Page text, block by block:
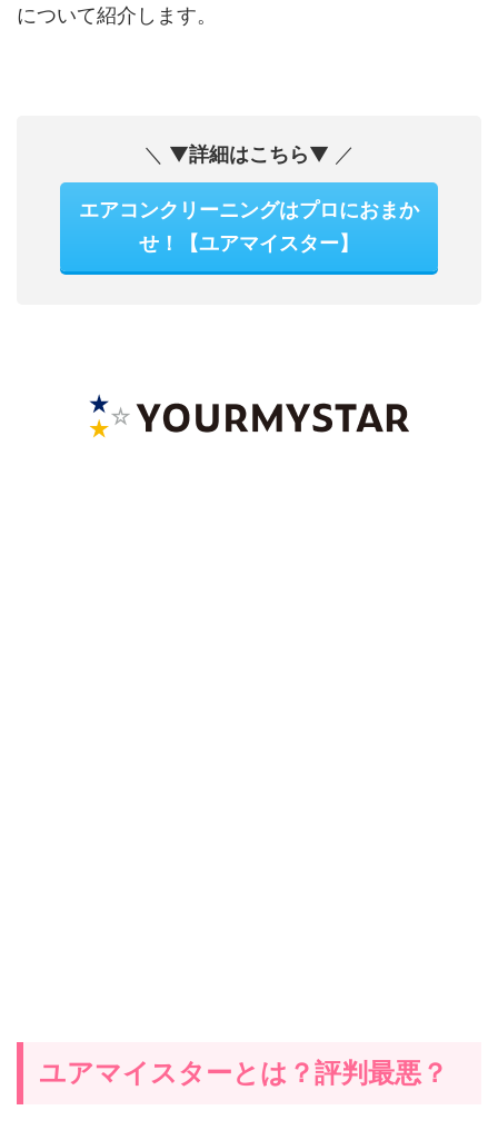
について紹介します。
＼ ▼詳細はこちら▼ ／
エアコンクリーニングはプロにおまか
せ！【ユアマイスター】
ユアマイスターとは？評判最悪？